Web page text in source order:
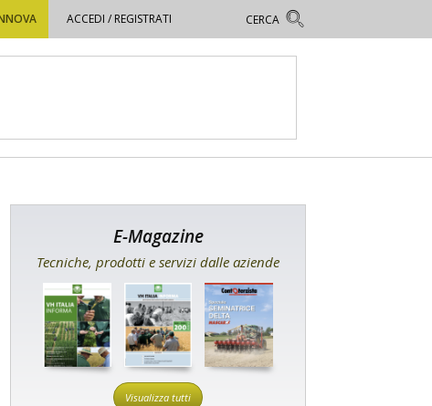
ACCEDI / REGISTRATI
E-Magazine
Tecniche, prodotti e servizi dalle aziende
Visualizza tutti